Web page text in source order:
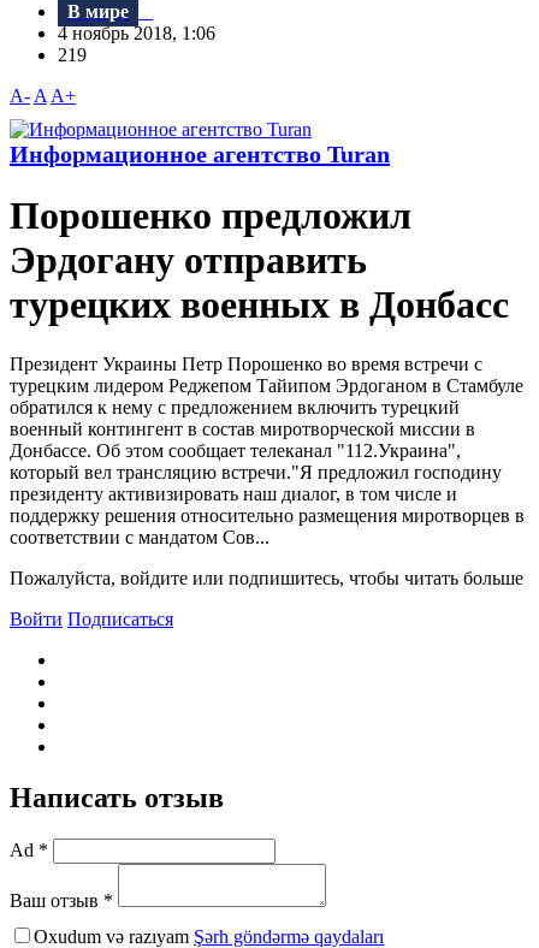
В мире
4 ноябрь 2018, 1:06
219
A- A A+
Информационное агентство Turan
Порошенко предложил
Эрдогану отправить
турецких военных в Донбасс
Президент Украины Петр Порошенко во время встречи с
турецким лидером Реджепом Тайипом Эрдоганом в Стамбуле
обратился к нему с предложением включить турецкий
военный контингент в состав миротворческой миссии в
Донбассе. Об этом сообщает телеканал "112.Украина",
который вел трансляцию встречи."Я предложил господину
президенту активизировать наш диалог, в том числе и
поддержку решения относительно размещения миротворцев в
соответствии с мандатом Сов...
Пожалуйста, войдите или подпишитесь, чтобы читать больше
Войти Подписаться
Написать отзыв
Ad *
Ваш отзыв *
Oxudum və razıyam Şərh göndərmə qaydaları